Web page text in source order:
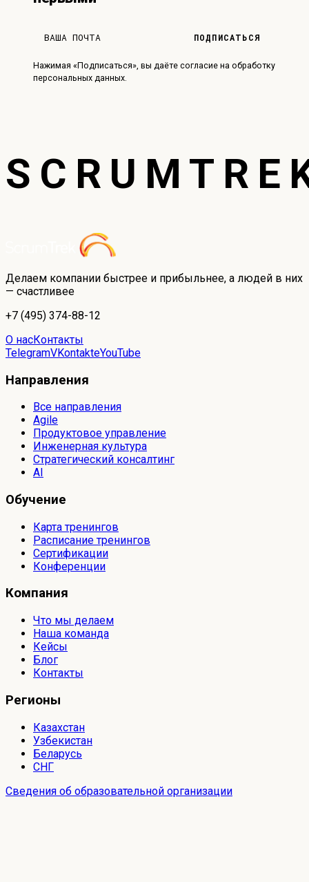
ПОДПИСАТЬСЯ
Нажимая «Подписаться», вы даёте согласие на обработку
персональных данных.
Делаем компании быстрее и прибыльнее, а людей в них
— счастливее
+7 (495) 374-88-12
О насКонтакты
TelegramVKontakteYouTube
Направления
Все направления
Agile
Продуктовое управление
Инженерная культура
Стратегический консалтинг
AI
Обучение
Карта тренингов
Расписание тренингов
Сертификации
Конференции
Компания
Что мы делаем
Наша команда
Кейсы
Блог
Контакты
Регионы
Казахстан
Узбекистан
Беларусь
СНГ
Сведения об образовательной организации